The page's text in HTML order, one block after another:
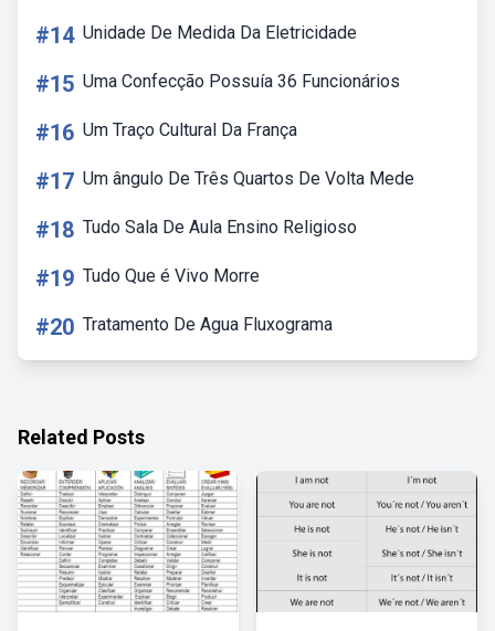
#14 Unidade De Medida Da Eletricidade
#15 Uma Confecção Possuía 36 Funcionários
#16 Um Traço Cultural Da França
#17 Um ângulo De Três Quartos De Volta Mede
#18 Tudo Sala De Aula Ensino Religioso
#19 Tudo Que é Vivo Morre
#20 Tratamento De Agua Fluxograma
Related Posts